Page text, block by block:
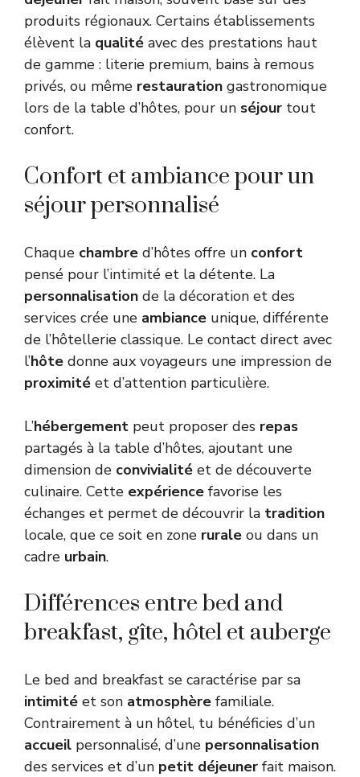
produits régionaux. Certains établissements
élèvent la qualité avec des prestations haut
de gamme : literie premium, bains à remous
privés, ou même restauration gastronomique
lors de la table d’hôtes, pour un séjour tout
confort.
Confort et ambiance pour un
séjour personnalisé
Chaque chambre d’hôtes offre un confort
pensé pour l’intimité et la détente. La
personnalisation de la décoration et des
services crée une ambiance unique, différente
de l’hôtellerie classique. Le contact direct avec
l’hôte donne aux voyageurs une impression de
proximité et d’attention particulière.
L’hébergement peut proposer des repas
partagés à la table d’hôtes, ajoutant une
dimension de convivialité et de découverte
culinaire. Cette expérience favorise les
échanges et permet de découvrir la tradition
locale, que ce soit en zone rurale ou dans un
cadre urbain.
Différences entre bed and
breakfast, gîte, hôtel et auberge
Le bed and breakfast se caractérise par sa
intimité et son atmosphère familiale.
Contrairement à un hôtel, tu bénéficies d’un
accueil personnalisé, d’une personnalisation
des services et d’un petit déjeuner fait maison.